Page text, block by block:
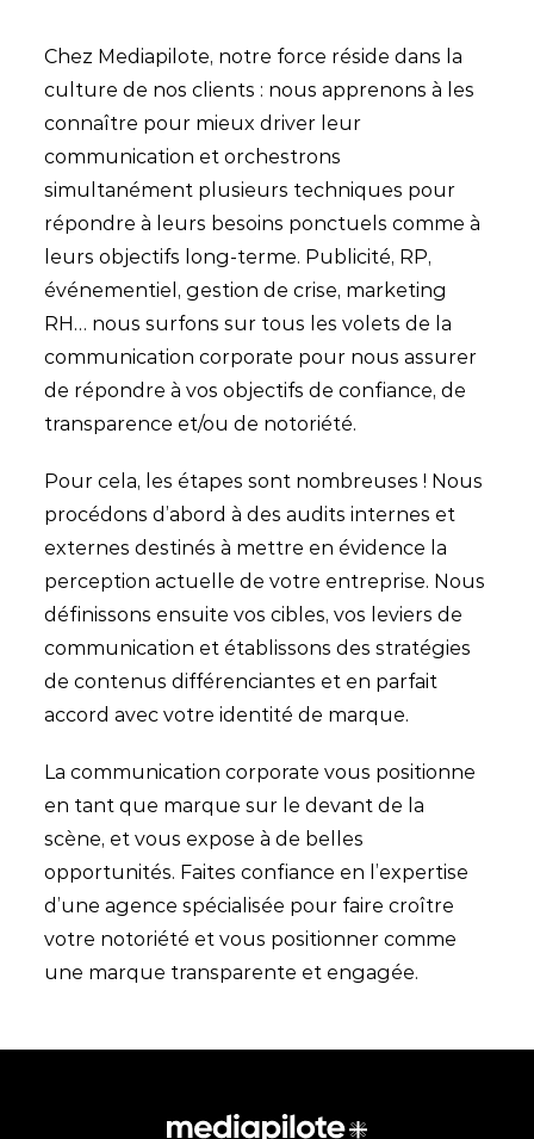
Chez Mediapilote, notre force réside dans la
culture de nos clients : nous apprenons à les
connaître pour mieux driver leur
communication et orchestrons
simultanément plusieurs techniques pour
répondre à leurs besoins ponctuels comme à
leurs objectifs long-terme. Publicité, RP,
événementiel, gestion de crise, marketing
RH… nous surfons sur tous les volets de la
communication corporate pour nous assurer
de répondre à vos objectifs de confiance, de
transparence et/ou de notoriété.
Pour cela, les étapes sont nombreuses ! Nous
procédons d’abord à des audits internes et
externes destinés à mettre en évidence la
perception actuelle de votre entreprise. Nous
définissons ensuite vos cibles, vos leviers de
communication et établissons des stratégies
de contenus différenciantes et en parfait
accord avec votre identité de marque.
La communication corporate vous positionne
en tant que marque sur le devant de la
scène, et vous expose à de belles
opportunités. Faites confiance en l’expertise
d’une agence spécialisée pour faire croître
votre notoriété et vous positionner comme
une marque transparente et engagée.